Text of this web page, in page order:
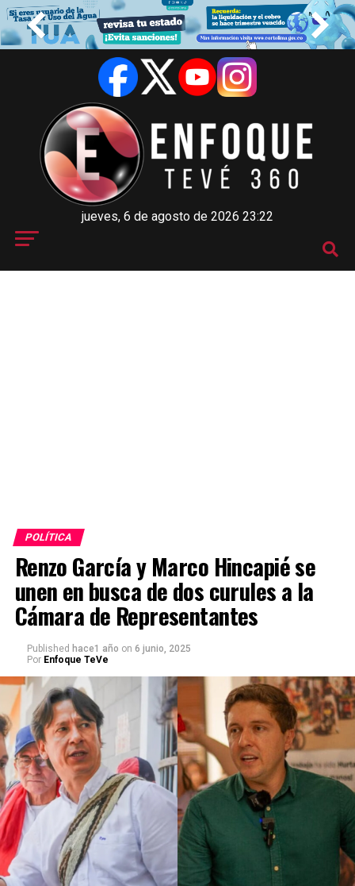
jueves, 6 de agosto de 2026 23:22
POLÍTICA
Renzo García y Marco Hincapié se
unen en busca de dos curules a la
Cámara de Representantes
Published hace1 año on 6 junio, 2025
Por Enfoque TeVe